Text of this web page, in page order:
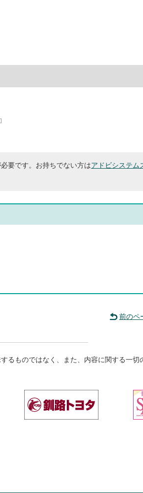
要です。お持ちでない方はアドビシステム
前のペ
ものではなく、また、内容に関する一切